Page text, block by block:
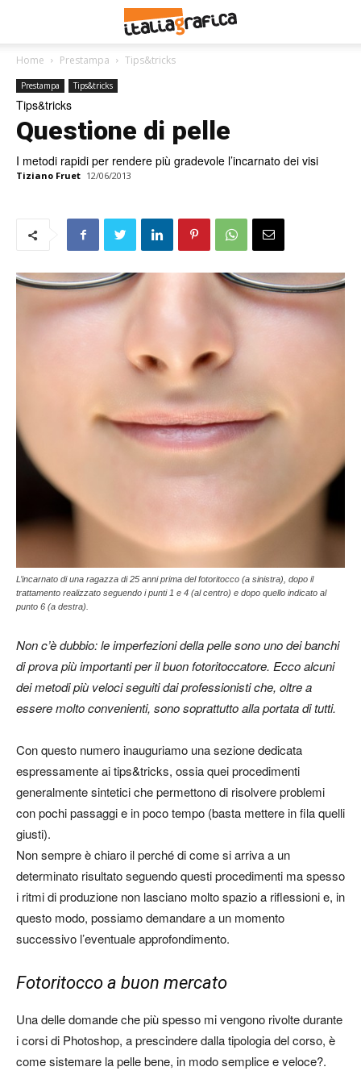
Home Prestampa Tips&tricks
Prestampa Tips&tricks
Tips&tricks
Questione di pelle
I metodi rapidi per rendere più gradevole l’incarnato dei visi
Tiziano Fruet 12/06/2013
L’incarnato di una ragazza di 25 anni prima del fotoritocco (a sinistra), dopo il
trattamento realizzato seguendo i punti 1 e 4 (al centro) e dopo quello indicato al
punto 6 (a destra).
Non c’è dubbio: le imperfezioni della pelle sono uno dei banchi
di prova più importanti per il buon fotoritoccatore. Ecco alcuni
dei metodi più veloci seguiti dai professionisti che, oltre a
essere molto convenienti, sono soprattutto alla portata di tutti.
Con questo numero inauguriamo una sezione dedicata
espressamente ai tips&tricks, ossia quei procedimenti
generalmente sintetici che permettono di risolvere problemi
con pochi passaggi e in poco tempo (basta mettere in fila quelli
giusti).
Non sempre è chiaro il perché di come si arriva a un
determinato risultato seguendo questi procedimenti ma spesso
i ritmi di produzione non lasciano molto spazio a riflessioni e, in
questo modo, possiamo demandare a un momento
successivo l’eventuale approfondimento.
Fotoritocco a buon mercato
Una delle domande che più spesso mi vengono rivolte durante
i corsi di Photoshop, a prescindere dalla tipologia del corso, è
come sistemare la pelle bene, in modo semplice e veloce?.